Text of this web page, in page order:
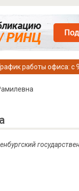
работы офиса: с